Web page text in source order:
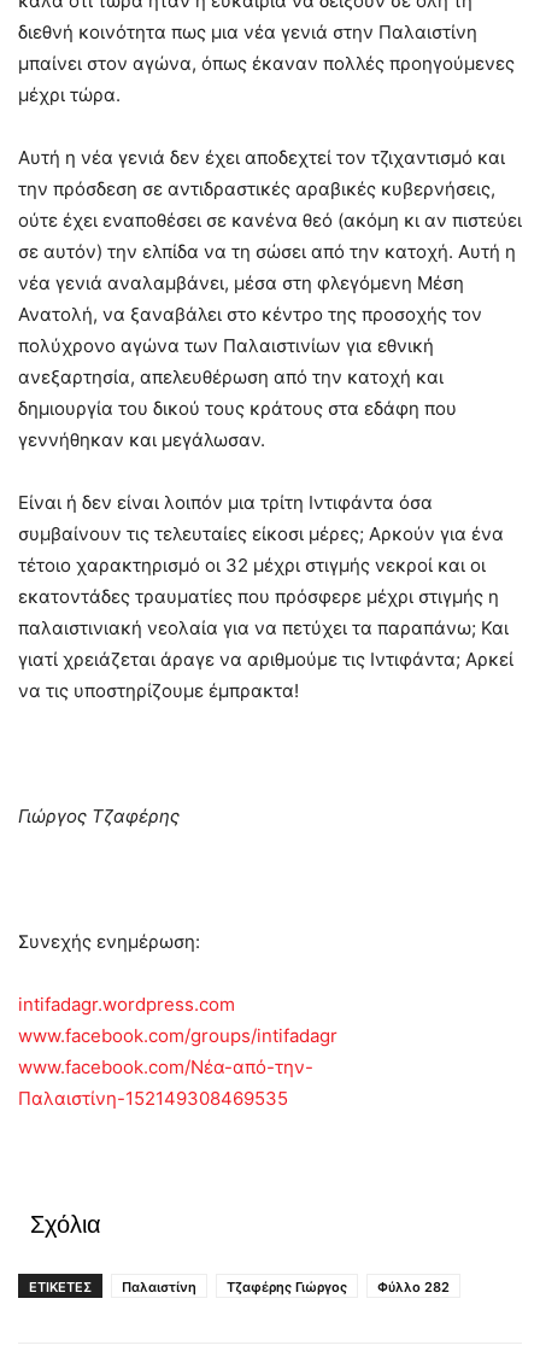
διεθνή κοινότητα πως μια νέα γενιά στην Παλαιστίνη
μπαίνει στον αγώνα, όπως έκαναν πολλές προηγούμενες
μέχρι τώρα.
Αυτή η νέα γενιά δεν έχει αποδεχτεί τον τζιχαντισμό και
την πρόσδεση σε αντιδραστικές αραβικές κυβερνήσεις,
ούτε έχει εναποθέσει σε κανένα θεό (ακόμη κι αν πιστεύει
σε αυτόν) την ελπίδα να τη σώσει από την κατοχή. Αυτή η
νέα γενιά αναλαμβάνει, μέσα στη φλεγόμενη Μέση
Ανατολή, να ξαναβάλει στο κέντρο της προσοχής τον
πολύχρονο αγώνα των Παλαιστινίων για εθνική
ανεξαρτησία, απελευθέρωση από την κατοχή και
δημιουργία του δικού τους κράτους στα εδάφη που
γεννήθηκαν και μεγάλωσαν.
Είναι ή δεν είναι λοιπόν μια τρίτη Ιντιφάντα όσα
συμβαίνουν τις τελευταίες είκοσι μέρες; Αρκούν για ένα
τέτοιο χαρακτηρισμό οι 32 μέχρι στιγμής νεκροί και οι
εκατοντάδες τραυματίες που πρόσφερε μέχρι στιγμής η
παλαιστινιακή νεολαία για να πετύχει τα παραπάνω; Και
γιατί χρειάζεται άραγε να αριθμούμε τις Ιντιφάντα; Αρκεί
να τις υποστηρίζουμε έμπρακτα!
Γιώργος Τζαφέρης
Συνεχής ενημέρωση:
intifadagr.wordpress.com
www.facebook.com/groups/intifadagr
www.facebook.com/Νέα-από-την-
Παλαιστίνη-152149308469535
Σχόλια
ΕΤΙΚΕΤΕΣ Παλαιστίνη Τζαφέρης Γιώργος Φύλλο 282